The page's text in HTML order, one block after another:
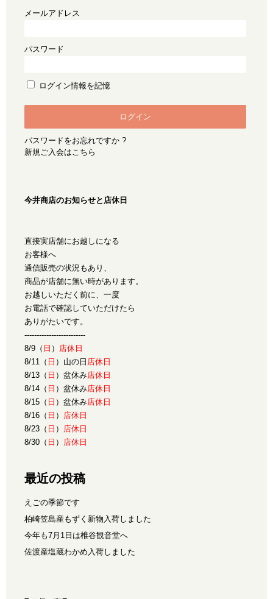
メールアドレス
パスワード
ログイン情報を記憶
パスワードをお忘れですか ?
新規ご入会はこちら
今井商店のお知らせと店休日
直接実店舗にお越しになる
お客様へ
通信販売の状況もあり、
商品が店舗に無い時があります。
お越しいただく前に、一度
お電話で確認していただけたら
ありがたいです。
-------------------------
8/9（ 日 ） 店休日
8/11（ 日 ）山の日 店休日
8/13（ 日 ）盆休み店休日
8/14（ 日 ）盆休み店休日
8/15（ 日 ）盆休み店休日
8/16（ 日 ） 店休日
8/23（ 日 ） 店休日
8/30（ 日 ） 店休日
最近の投稿
えごの季節です
柏崎笠島産もずく新物入荷しました
今年も7月1日は椎谷観音堂へ
佐渡産塩蔵わかめ入荷しました